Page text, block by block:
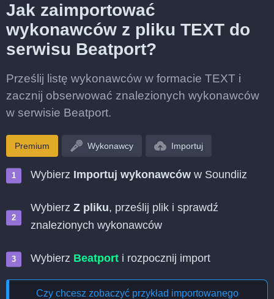
Jak zaimportować
wykonawców z pliku TEXT do
serwisu Beatport?
Prześlij listę wykonawców w formacie TEXT i
zacznij obserwować znalezionych wykonawców
w serwisie Beatport.
Premium Wykonawcy Importuj
Wybierz Importuj wykonawców w Soundiiz
Wybierz Z pliku, prześlij plik i sprawdź
znalezionych wykonawców
Wybierz Beatport i rozpocznij import
Czy chcesz zobaczyć przykład importowanego